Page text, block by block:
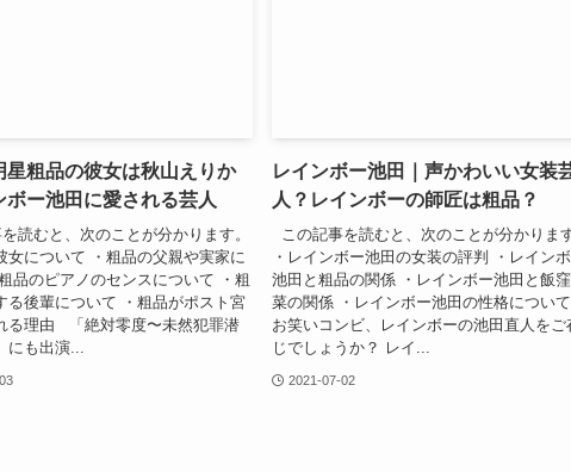
星粗品の彼女は秋山えりか
ボー池田に愛される芸人
読むと、次のことが分かります。
女について ・粗品の父親や実家に
品のピアノのセンスについて ・粗
る後輩について ・粗品がポスト宮
る理由 「絶対零度〜未然犯罪潜
にも出演...
レインボー池田｜声かわいい女装
人？レインボーの師匠は粗品？
この記事を読むと、次のことが分かります
・レインボー池田の女装の評判 ・レイン
池田と粗品の関係 ・レインボー池田と飯
菜の関係 ・レインボー池田の性格について
お笑いコンビ、レインボーの池田直人をご
じでしょうか？ レイ...
2021-07-02